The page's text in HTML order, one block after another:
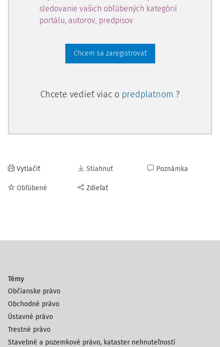
sledovanie vašich obľúbených kategórií
portálu, autorov, predpisov
Chcem sa zaregistrovať
Chcete vedieť viac o predplatnom ?
Vytlačiť
Obľúbené
Stiahnuť
Zdieľať
Poznámka
Témy
Občianske právo
Obchodné právo
Ústavné právo
Trestné právo
Stavebné a pozemkové právo, kataster nehnuteľností